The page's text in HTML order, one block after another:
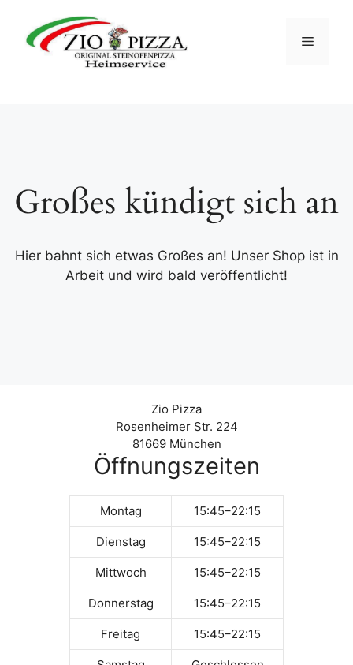
Inhalt
springen
Menü
Großes kündigt sich an
Hier bahnt sich etwas Großes an! Unser Shop ist in
Arbeit und wird bald veröffentlicht!
Zio Pizza
Rosenheimer Str. 224
81669 München
Öffnungszeiten
Montag 15:45–22:15
Dienstag 15:45–22:15
Mittwoch 15:45–22:15
Donnerstag 15:45–22:15
Freitag 15:45–22:15